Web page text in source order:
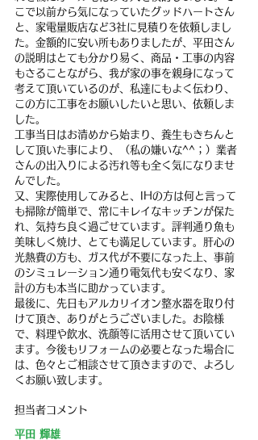
こで以前から気になっていたグッドハートさん
と、家電量販店など3社に見積りを依頼しまし
た。金額的に安い所もありましたが、平田さん
の説明はとても分かり易く、商品・工事の内容
もさることながら、我が家の事を親身になって
考えて頂いているのが、私達にもよく伝わり、
この方に工事をお願いしたいと思い、依頼しま
した。
工事当日はお清めから始まり、養生もきちんと
して頂いた事により、（私の嫌いな^^；）業者
さんの出入りによる汚れ等も全く気になりませ
んでした。
又、実際使用してみると、IHの方は何と言って
も掃除が簡単で、常にキレイなキッチンが保た
れ、気持ち良く過ごせています。評判通り魚も
美味しく焼け、とても満足しています。肝心の
光熱費の方も、ガス代が不要になった上、事前
のシミュレーション通り電気代も安くなり、家
計の方も本当に助かっています。
最後に、先日もアルカリイオン整水器を取り付
けて頂き、ありがとうございました。お陰様
で、料理や飲水、洗顔等に活用させて頂いてい
ます。今後もリフォームの必要となった場合に
は、色々とご相談させて頂きますので、よろし
くお願い致します。
担当者コメント
平田 輝雄